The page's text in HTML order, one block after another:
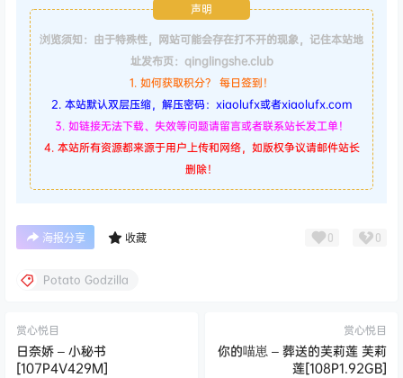
声明
浏览须知：由于特殊性，网站可能会存在打不开的现象，记住本站地
址发布页：qinglingshe.club
1. 如何获取积分？ 每日签到！
2. 本站默认双层压缩，解压密码：xiaolufx或者xiaolufx.com
3. 如链接无法下载、失效等问题请留言或者联系站长发工单！
4. 本站所有资源都来源于用户上传和网络，如版权争议请邮件站长
删除！
海报分享 收藏 0 0
Potato Godzilla
赏心悦目
日奈娇 – 小秘书
[107P4V429M]
赏心悦目
你的喵崽 – 葬送的芙莉莲 芙莉
莲[108P1.92GB]